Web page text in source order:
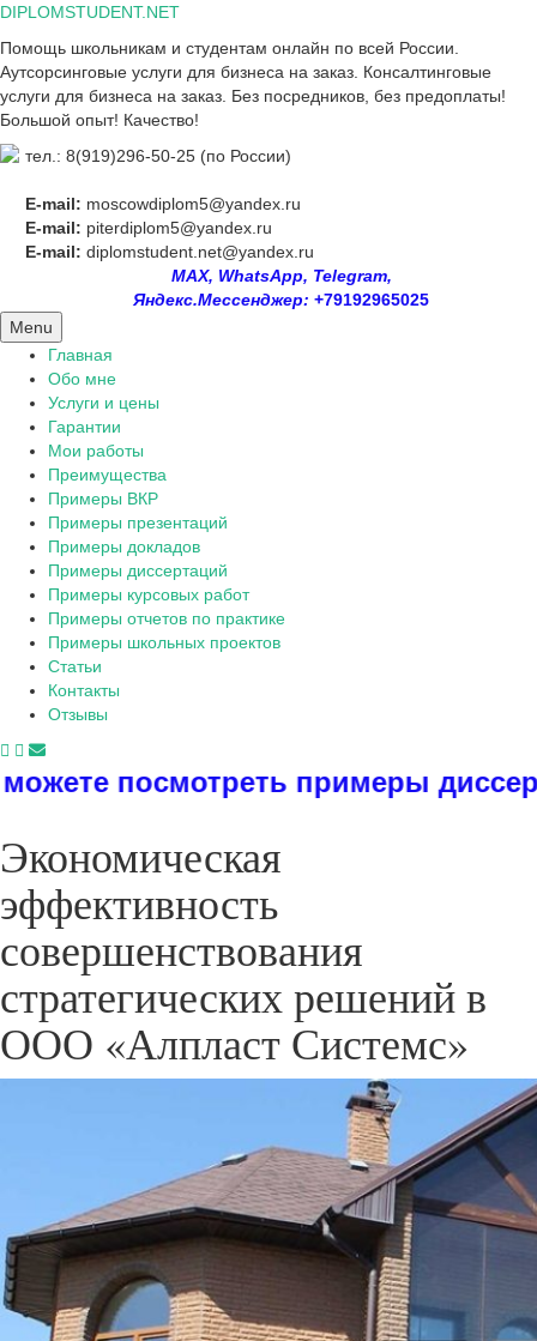
Skip
content
DIPLOMSTUDENT.NET
Помощь школьникам и студентам онлайн по всей России.
Аутсорсинговые услуги для бизнеса на заказ. Консалтинговые
услуги для бизнеса на заказ. Без посредников, без предоплаты!
Большой опыт! Качество!
тел.: 8(919)296-50-25 (по России)
E-mail: moscowdiplom5@yandex.ru
E-mail: piterdiplom5@yandex.ru
E-mail: diplomstudent.net@yandex.ru
MAX, WhatsApp, Telegram,
Яндекс.Мессенджер: +79192965025
Menu
Главная
Обо мне
Услуги и цены
Гарантии
Мои работы
Преимущества
Примеры ВКР
Примеры презентаций
Примеры докладов
Примеры диссертаций
Примеры курсовых работ
Примеры отчетов по практике
Примеры школьных проектов
Статьи
Контакты
Отзывы
примеры диссертаций,
Экономическая
эффективность
совершенствования
стратегических решений в
ООО «Алпласт Системс»